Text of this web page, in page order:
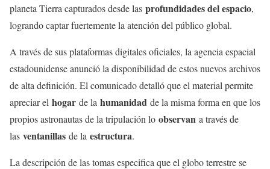
planeta Tierra capturados desde las profundidades del espacio,
logrando captar fuertemente la atención del público global.
A través de sus plataformas digitales oficiales, la agencia espacial
estadounidense anunció la disponibilidad de estos nuevos archivos
de alta definición. El comunicado detalló que el material permite
apreciar el hogar de la humanidad de la misma forma en que los
propios astronautas de la tripulación lo observan a través de
las ventanillas de la estructura.
La descripción de las tomas especifica que el globo terrestre se